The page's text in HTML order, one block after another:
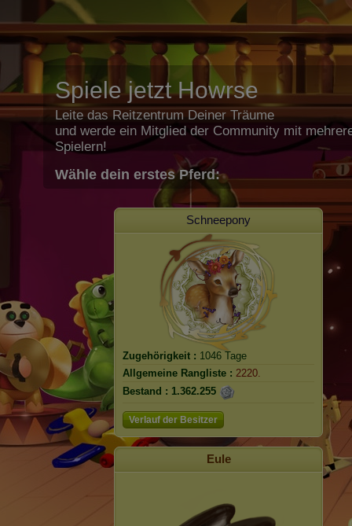
Spiele jetzt Howrse
Leite das Reitzentrum Deiner Träume
und werde ein Mitglied der Community mit
Spielern!
Wähle dein erstes Pferd:
Schneepony
Zugehörigkeit : 1046 Tage
Allgemeine Rangliste : 2220.
Bestand : 1.362.255
Verlauf der Besitzer
Eule